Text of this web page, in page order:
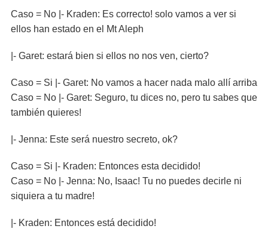
Caso = No |- Kraden: Es correcto! solo vamos a ver si
ellos han estado en el Mt Aleph
|- Garet: estará bien si ellos no nos ven, cierto?
Caso = Si |- Garet: No vamos a hacer nada malo allí arriba
Caso = No |- Garet: Seguro, tu dices no, pero tu sabes que
también quieres!
|- Jenna: Este será nuestro secreto, ok?
Caso = Si |- Kraden: Entonces esta decidido!
Caso = No |- Jenna: No, Isaac! Tu no puedes decirle ni
siquiera a tu madre!
|- Kraden: Entonces está decidido!